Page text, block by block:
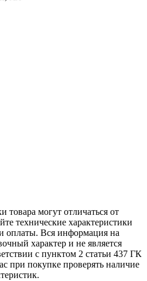
товара могут отличаться от
технические характеристики
оплаты. Вся информация на
характер и не является
с пунктом 2 статьи 437 ГК
при покупке проверять наличие